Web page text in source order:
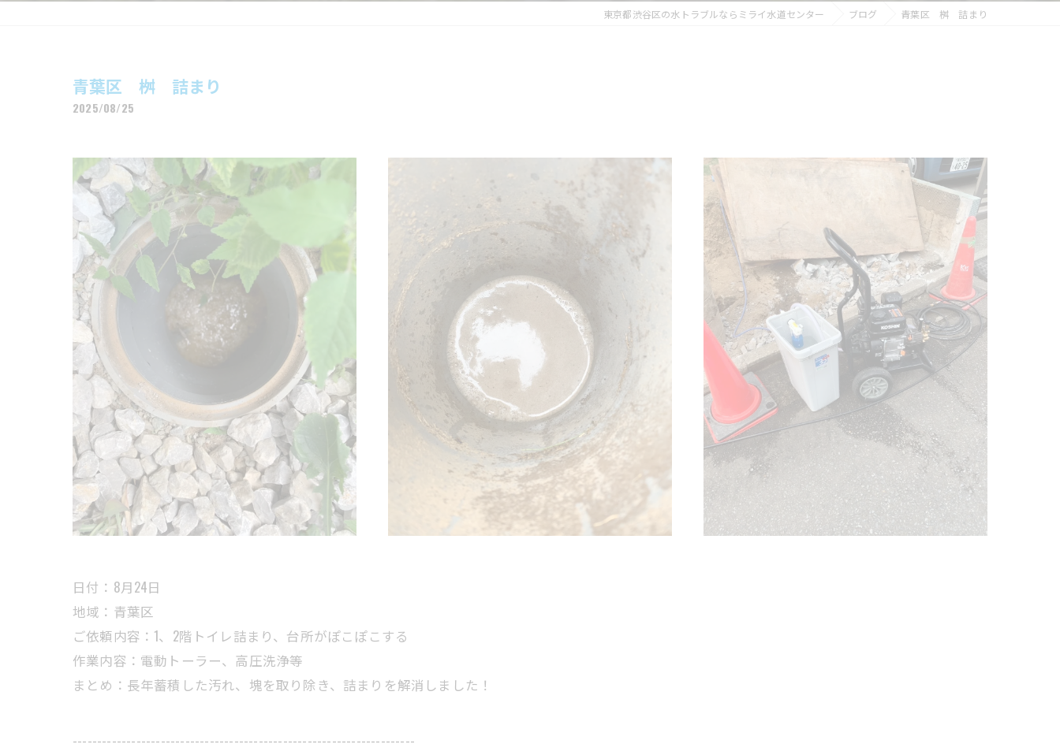
東京都渋谷区の水トラブルならミライ水道センター ブログ 青葉区 桝 詰まり
青葉区 桝 詰まり
2025/08/25
日付：8月24日
地域：青葉区
ご依頼内容：1、2階トイレ詰まり、台所がぽこぽこする
作業内容：電動トーラー、高圧洗浄等
まとめ：長年蓄積した汚れ、塊を取り除き、詰まりを解消しました！
----------------------------------------------------------------------